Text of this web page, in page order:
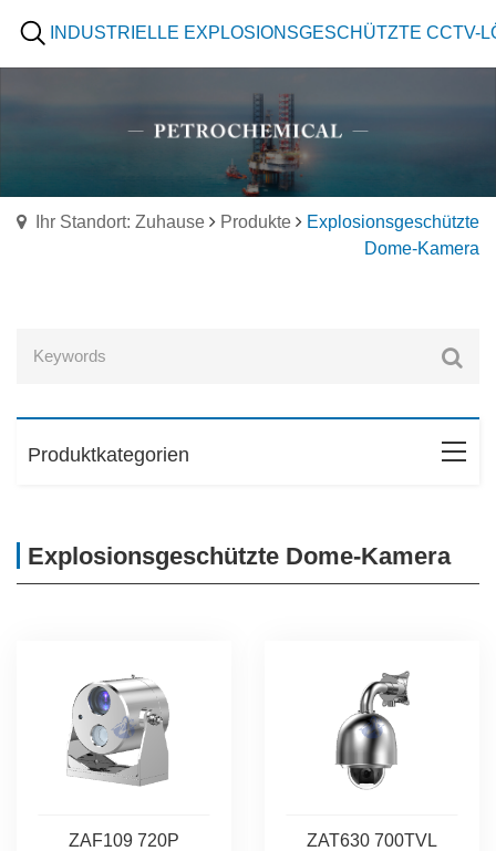
INDUSTRIELLE EXPLOSIONSGESCHÜTZTE CCTV-
Ihr Standort: Zuhause Produkte
Explosionsgeschützte
Dome-Kamera
Produktkategorien
Explosionsgeschützte Dome-Kamera
ZAF109 720P
ZAT630 700TVL